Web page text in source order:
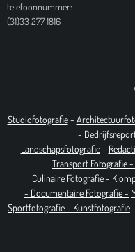
telefoonnummer:
(31)33 277 1816
Studiofotografie-
-
Landschapsfotografie-
Transport Fotografie -
Culinaire Fotografie-
- Documentaire Fotografie-
Sportfotografie - Kunstfotografie-